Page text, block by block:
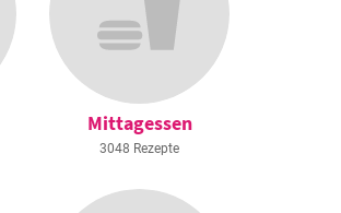
Mittagessen
3048 Rezepte